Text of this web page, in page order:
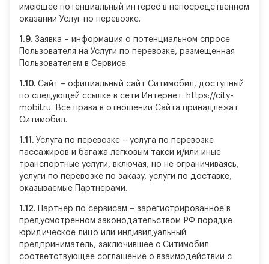
имеющее потенциальный интерес в непосредственном
оказании Услуг по перевозке.
1.9. Заявка – информация о потенциальном спросе
Пользователя на Услуги по перевозке, размещенная
Пользователем в Сервисе.
1.10. Сайт – официальный сайт Ситимобил, доступный
по следующей ссылке в сети Интернет: https://city-
mobil.ru. Все права в отношении Сайта принадлежат
Ситимобил.
1.11. Услуга по перевозке – услуга по перевозке
пассажиров и багажа легковым такси и/или иные
транспортные услуги, включая, но не ограничиваясь,
услуги по перевозке по заказу, услуги по доставке,
оказываемые Партнерами.
1.12.
Партнер по сервисам – зарегистрированное в
предусмотренном законодательством РФ порядке
юридическое лицо или индивидуальный
предприниматель, заключившее с Ситимобил
соответствующее соглашение о взаимодействии с